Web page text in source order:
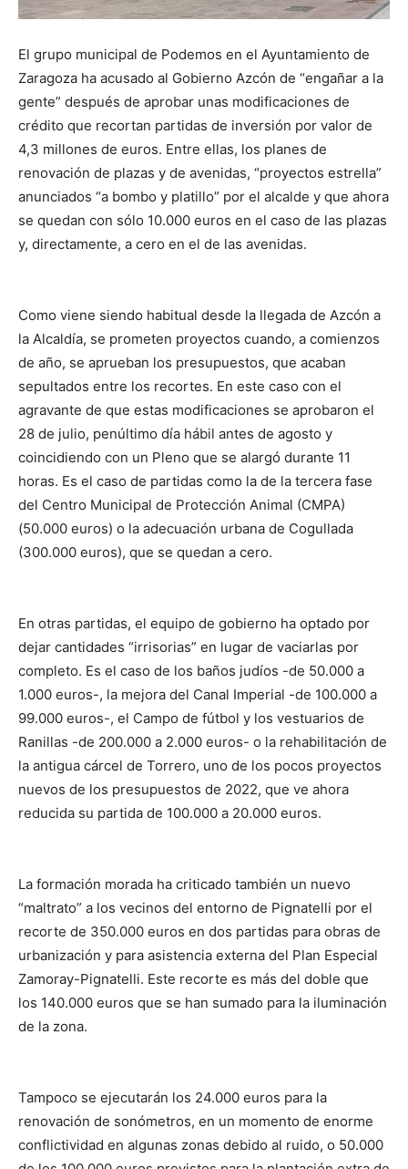
El grupo municipal de Podemos en el Ayuntamiento de
Zaragoza ha acusado al Gobierno Azcón de “engañar a la
gente” después de aprobar unas modificaciones de
crédito que recortan partidas de inversión por valor de
4,3 millones de euros. Entre ellas, los planes de
renovación de plazas y de avenidas, “proyectos estrella”
anunciados “a bombo y platillo” por el alcalde y que ahora
se quedan con sólo 10.000 euros en el caso de las plazas
y, directamente, a cero en el de las avenidas.
Como viene siendo habitual desde la llegada de Azcón a
la Alcaldía, se prometen proyectos cuando, a comienzos
de año, se aprueban los presupuestos, que acaban
sepultados entre los recortes. En este caso con el
agravante de que estas modificaciones se aprobaron el
28 de julio, penúltimo día hábil antes de agosto y
coincidiendo con un Pleno que se alargó durante 11
horas. Es el caso de partidas como la de la tercera fase
del Centro Municipal de Protección Animal (CMPA)
(50.000 euros) o la adecuación urbana de Cogullada
(300.000 euros), que se quedan a cero.
En otras partidas, el equipo de gobierno ha optado por
dejar cantidades “irrisorias” en lugar de vaciarlas por
completo. Es el caso de los baños judíos -de 50.000 a
1.000 euros-, la mejora del Canal Imperial -de 100.000 a
99.000 euros-, el Campo de fútbol y los vestuarios de
Ranillas -de 200.000 a 2.000 euros- o la rehabilitación de
la antigua cárcel de Torrero, uno de los pocos proyectos
nuevos de los presupuestos de 2022, que ve ahora
reducida su partida de 100.000 a 20.000 euros.
La formación morada ha criticado también un nuevo
“maltrato” a los vecinos del entorno de Pignatelli por el
recorte de 350.000 euros en dos partidas para obras de
urbanización y para asistencia externa del Plan Especial
Zamoray-Pignatelli. Este recorte es más del doble que
los 140.000 euros que se han sumado para la iluminación
de la zona.
Tampoco se ejecutarán los 24.000 euros para la
renovación de sonómetros, en un momento de enorme
conflictividad en algunas zonas debido al ruido, o 50.000